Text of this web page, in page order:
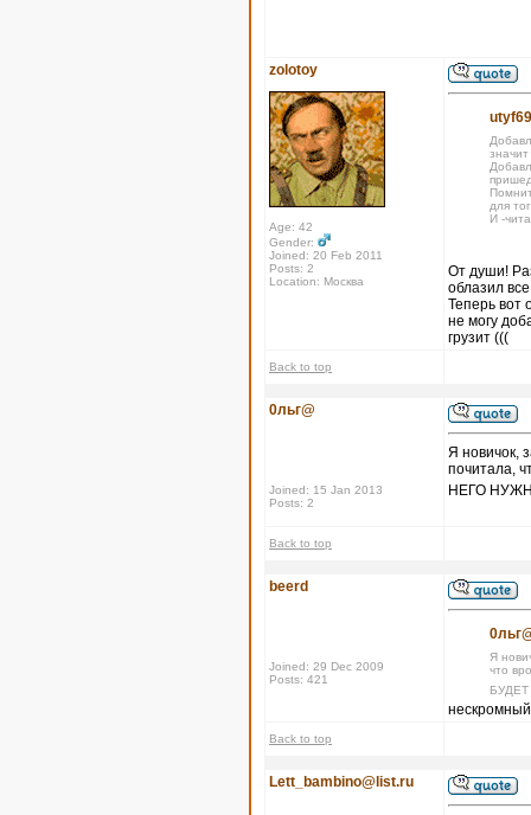
zolotoy
Age: 42
Gender:
Joined: 20 Feb 2011
Posts: 2
Location: Москва
для
И -
От души!
облазил
Теперь вот
не могу
грузит (((
Back to top
0льг@
Joined: 15 Jan 2013
Posts: 2
Я новичок,
почитала,
НЕГО
Back to top
beerd
Joined: 29 Dec 2009
Posts: 421
Я
что
Back to top
Lett_bambino@list.ru